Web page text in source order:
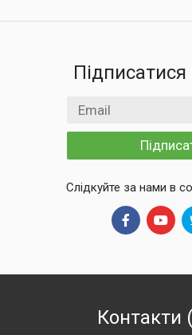
Email
Слідкуйте за нами в
Контакти (